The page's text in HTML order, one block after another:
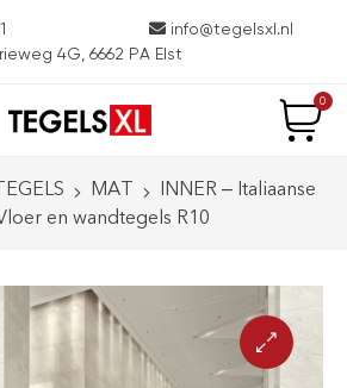
info@tegelsxl.nl
4G, 6662 PA Elst
0
MAT
INNER – Italiaanse
en wandtegels R10